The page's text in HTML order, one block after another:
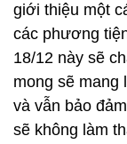
giới thiệu một
các phương
18/12 này sẽ
mong sẽ mang
và vẫn bảo
sẽ không làm